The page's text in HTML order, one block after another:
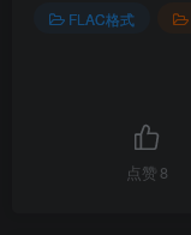
FLAC格式
点赞 8